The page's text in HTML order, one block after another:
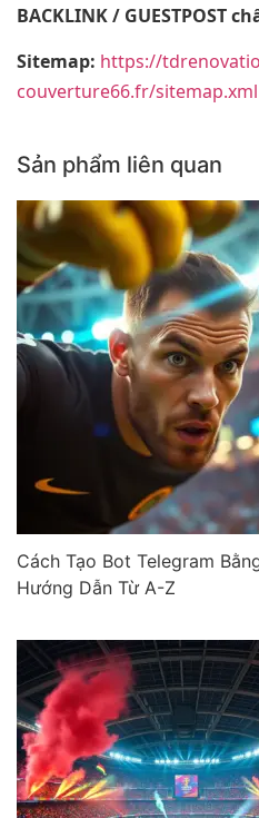
BACKLINK / GUESTPOST
Sitemap: https://
couverture66.fr/sitemap.xml
Sản phẩm liên quan
Cách Tạo Bot Telegram
Hướng Dẫn Từ A-Z